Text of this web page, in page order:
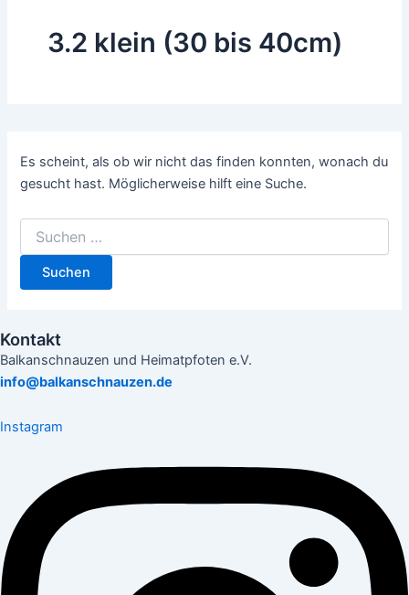
3.2 klein (30 bis 40cm)
Es scheint, als ob wir nicht das finden konnten, wonach du
gesucht hast. Möglicherweise hilft eine Suche.
Kontakt
Balkanschnauzen und Heimatpfoten e.V.
info@balkanschnauzen.de
Instagram